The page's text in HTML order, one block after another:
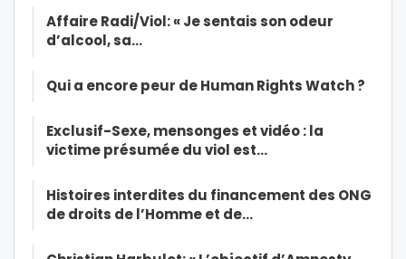
Affaire Radi/Viol: « Je sentais son odeur
d’alcool, sa…
Qui a encore peur de Human Rights Watch ?
Exclusif-Sexe, mensonges et vidéo : la
victime présumée du viol est…
Histoires interdites du financement des ONG
de droits de l’Homme et de…